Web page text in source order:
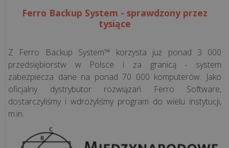
czym
jest
co
się
na
skład...
Ferro Backup System - sprawdzony przez
tysiące
Z Ferro Backup System™ korzysta już ponad 3 000
przedsiębiorstw w Polsce i za granicą - system
zabezpiecza dane na ponad 70 000 komputerów. Jako
oficjalny dystrybutor rozwiązań Ferro Software,
dostarczyliśmy i wdrożyliśmy program do wielu instytucji,
m.in.